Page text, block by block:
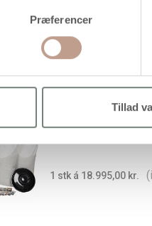
Præferencer
Tillad
1 stk á 1.595,00 kr.
1 stk á 18.995,00 kr.